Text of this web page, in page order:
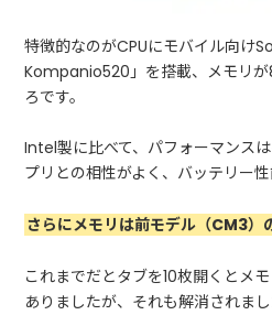
特徴的なのがCPUにモバイル向け
Kompanio520」を搭載、メモリが
ろです。
Intel製に比べて、パフォーマンス
プリとの相性がよく、バッテリー性
さらにメモリは前モデル（CM3）
これまでだとタブを10枚開くとメ
ありましたが、それも解消されまし